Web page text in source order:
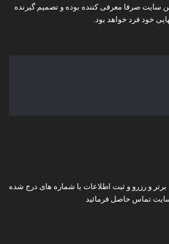
این سایت صرفا معرفی کننده بوده و تصمیم گیرنده
خود فرد خواهد بود.
و رزرو و ثبت اطلاعات با شماره های درج شده
تماس حاصل فرمائید